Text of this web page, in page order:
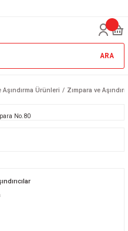
ARA
Aşındırma Ürünleri Zımpara ve